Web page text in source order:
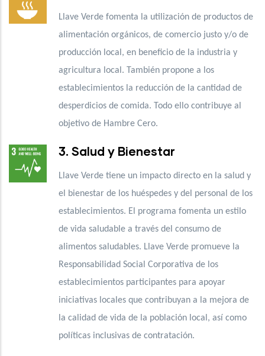
Llave Verde fomenta la utilización de productos de
alimentación orgánicos, de comercio justo y/o de
producción local, en beneficio de la industria y
agricultura local. También propone a los
establecimientos la reducción de la cantidad de
desperdicios de comida. Todo ello contribuye al
objetivo de Hambre Cero.
3. Salud y Bienestar
Llave Verde tiene un impacto directo en la salud y
el bienestar de los huéspedes y del personal de los
establecimientos. El programa fomenta un estilo
de vida saludable a través del consumo de
alimentos saludables. Llave Verde promueve la
Responsabilidad Social Corporativa de los
establecimientos participantes para apoyar
iniciativas locales que contribuyan a la mejora de
la calidad de vida de la población local, así como
políticas inclusivas de contratación.